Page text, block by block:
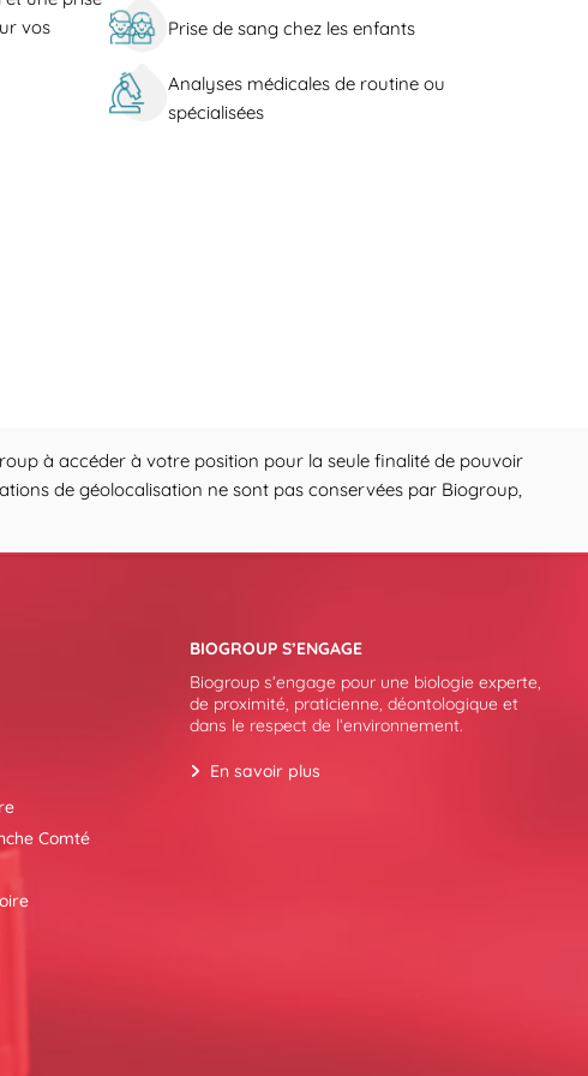
vos
Prise de sang chez les enfants
Analyses médicales de routine ou
spécialisées
à accéder à votre position pour la seule finalité de pouvoir
de géolocalisation ne sont pas conservées par Biogroup,
Comté
BIOGROUP S’ENGAGE
Biogroup s’engage pour une biologie experte,
de proximité, praticienne, déontologique et
dans le respect de l’environnement.
En savoir plus